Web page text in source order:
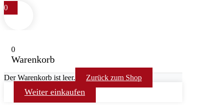
0
0
Warenkorb
Der Warenkorb ist leer. Zurück zum Shop
Weiter einkaufen